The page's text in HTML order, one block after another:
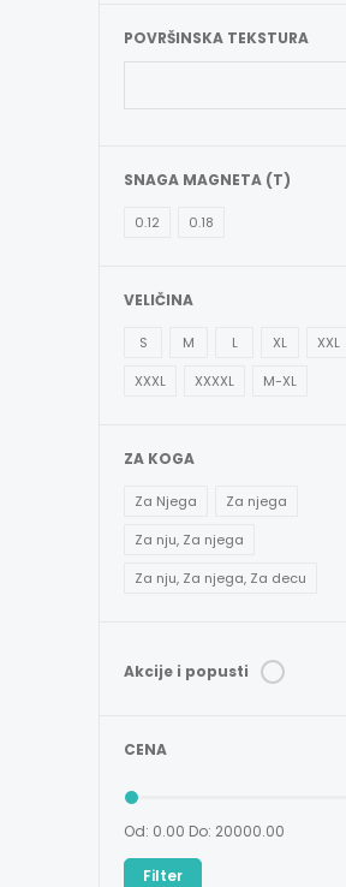
POVRŠINSKA TEKSTURA
SNAGA MAGNETA (T)
0.12 0.18
VELIČINA
S M L XL
XXL
XXXL
XXXXL M-XL
ZA KOGA
Za Njega
Za njega
Za nju, Za njega
Za nju, Za njega, Za decu
Akcije i popusti
CENA
Od: 0.00 Do: 20000.00
Filter